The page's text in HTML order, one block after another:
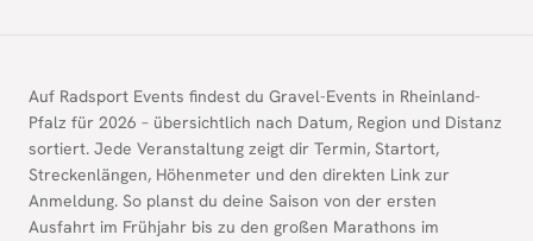
Auf Radsport Events findest du Gravel-Events in Rheinland-
Pfalz für 2026 – übersichtlich nach Datum, Region und Distanz
sortiert. Jede Veranstaltung zeigt dir Termin, Startort,
Streckenlängen, Höhenmeter und den direkten Link zur
Anmeldung. So planst du deine Saison von der ersten
Ausfahrt im Frühjahr bis zu den großen Marathons im